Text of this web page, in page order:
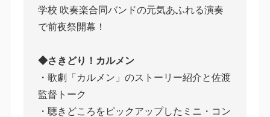
学校 吹奏楽合同バンドの元気あふれる演奏
で前夜祭開幕！
◆さきどり！カルメン
・歌劇「カルメン」のストーリー紹介と佐渡
監督トーク
・聴きどころをピックアップしたミニ・コン